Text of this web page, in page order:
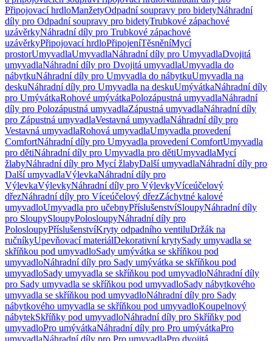
Připojovací hrdloManžetyOdpadní soupravy pro bidetyNáhradní
díly pro Odpadní soupravy pro bidetyTrubkové zápachové
uzávěrkyNáhradní díly pro Trubkové zápachové
uzávěrkyPřipojovací hrdloPřipojeníTěsněníMycí
prostorUmyvadlaUmyvadlaNáhradní díly pro UmyvadlaDvojitá
umyvadlaNáhradní díly pro Dvojitá umyvadlaUmyvadla do
nábytkuNáhradní díly pro Umyvadla do nábytkuUmyvadla na
deskuNáhradní díly pro Umyvadla na deskuUmývátkaNáhradní díly
pro UmývátkaRohové umývátkaPolozápustná umyvadlaNáhradní
díly pro Polozápustná umyvadlaZápustná umyvadlaNáhradní díly
pro Zápustná umyvadlaVestavná umyvadlaNáhradní díly pro
Vestavná umyvadlaRohová umyvadlaUmyvadla provedení
ComfortNáhradní díly pro Umyvadla provedení ComfortUmyvadla
pro dětiNáhradní díly pro Umyvadla pro dětiUmyvadlaMycí
žlabyNáhradní díly pro Mycí žlabyDalší umyvadlaNáhradní díly pro
Další umyvadlaVýlevkaNáhradní díly pro
VýlevkaVýlevkyNáhradní díly pro VýlevkyVíceúčelový
dřezNáhradní díly pro Víceúčelový dřezZáchytné kalové
umyvadloUmyvadla pro učebnyPříslušenstvíSloupyNáhradní díly
pro SloupySloupyPolosloupyNáhradní díly pro
PolosloupyPříslušenstvíKryty odpadního ventiluDržák na
ručníkyUpevňovací materiálDekorativní krytySady umyvadla se
skříňkou pod umyvadloSady umývátka se skříňkou pod
umyvadloNáhradní díly pro Sady umývátka se skříňkou pod
umyvadloSady umyvadla se skříňkou pod umyvadloNáhradní díly
pro Sady umyvadla se skříňkou pod umyvadloSady nábytkového
umyvadla se skříňkou pod umyvadloNáhradní díly pro Sady
nábytkového umyvadla se skříňkou pod umyvadloKoupelnový
nábytekSkříňky pod umyvadloNáhradní díly pro Skříňky pod
umyvadloPro umývátkaNáhradní díly pro Pro umývátkaPro
umyvadlaNáhradní díly pro Pro umyvadlaPro dvojitá